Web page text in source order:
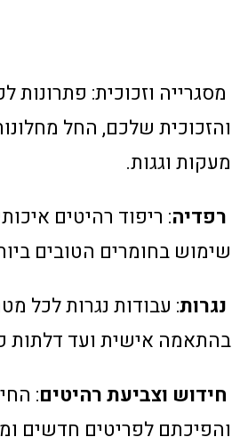
מסגרייה וזכוכית: פתרונות
והזכוכית שלכם, החל
מעקות וגגות.
רפדיה: ריפוד רהיטים
שימוש בחומרים הטובים
נגרות: עבודות נגרות לכל
בהתאמה אישית ועד דלתות
חידוש וצביעת רהיטים:
והפיכתם לפריטים חדשים